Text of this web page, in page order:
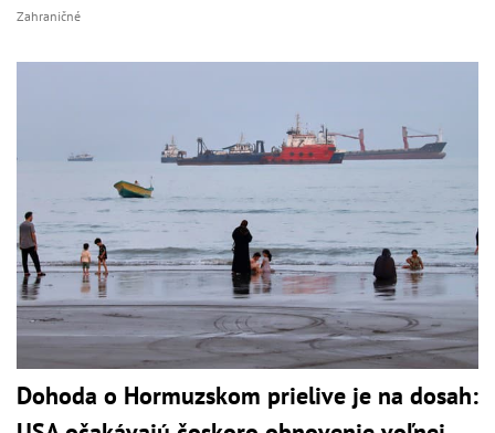
Zahraničné
Dohoda o Hormuzskom prielive je na dosah: